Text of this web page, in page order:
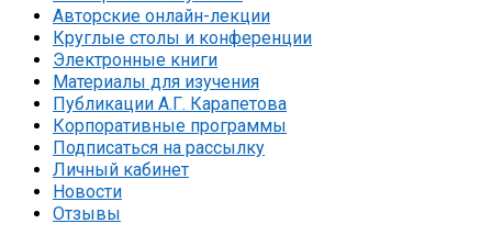
Авторские онлайн-лекции
Круглые столы и конференции
Электронные книги
Материалы для изучения
Публикации А.Г. Карапетова
Корпоративные программы
Подписаться на рассылку
Личный кабинет
Новости
Отзывы